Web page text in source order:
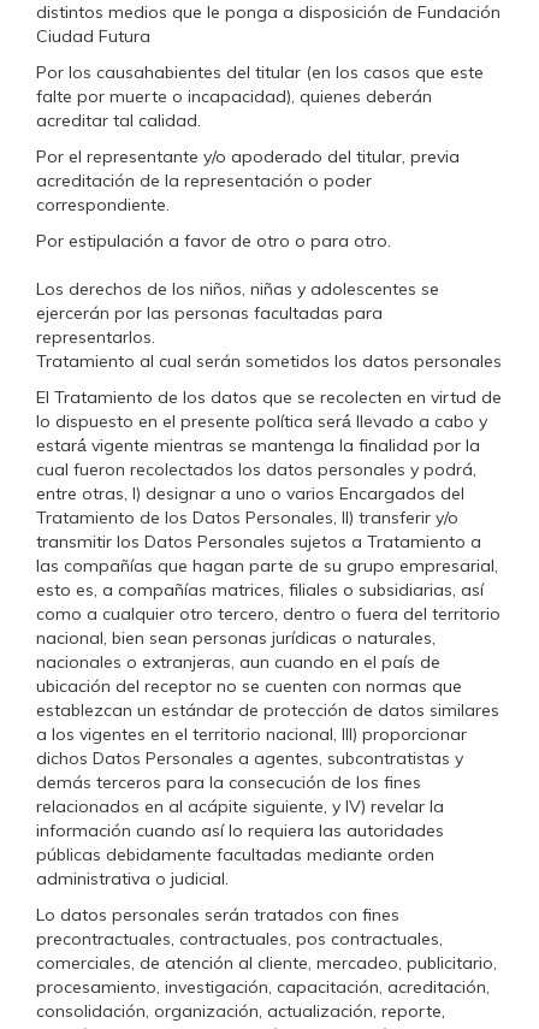
distintos medios que le ponga a disposición de Fundación
Ciudad Futura
Por los causahabientes del titular (en los casos que este
falte por muerte o incapacidad), quienes deberán
acreditar tal calidad.
Por el representante y/o apoderado del titular, previa
acreditación de la representación o poder
correspondiente.
Por estipulación a favor de otro o para otro.
Los derechos de los niños, niñas y adolescentes se
ejercerán por las personas facultadas para
representarlos.
Tratamiento al cual serán sometidos los datos personales
El Tratamiento de los datos que se recolecten en virtud de
lo dispuesto en el presente política será́ llevado a cabo y
estará́ vigente mientras se mantenga la finalidad por la
cual fueron recolectados los datos personales y podrá,
entre otras, I) designar a uno o varios Encargados del
Tratamiento de los Datos Personales, II) transferir y/o
transmitir los Datos Personales sujetos a Tratamiento a
las compañías que hagan parte de su grupo empresarial,
esto es, a compañías matrices, filiales o subsidiarias, así
como a cualquier otro tercero, dentro o fuera del territorio
nacional, bien sean personas jurídicas o naturales,
nacionales o extranjeras, aun cuando en el país de
ubicación del receptor no se cuenten con normas que
establezcan un estándar de protección de datos similares
a los vigentes en el territorio nacional, III) proporcionar
dichos Datos Personales a agentes, subcontratistas y
demás terceros para la consecución de los fines
relacionados en al acápite siguiente, y IV) revelar la
información cuando así lo requiera las autoridades
públicas debidamente facultadas mediante orden
administrativa o judicial.
Lo datos personales serán tratados con fines
precontractuales, contractuales, pos contractuales,
comerciales, de atención al cliente, mercadeo, publicitario,
procesamiento, investigación, capacitación, acreditación,
consolidación, organización, actualización, reporte,